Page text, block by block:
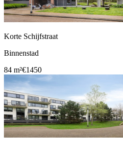
Korte Schijfstraat
Binnenstad
84 m²€1450